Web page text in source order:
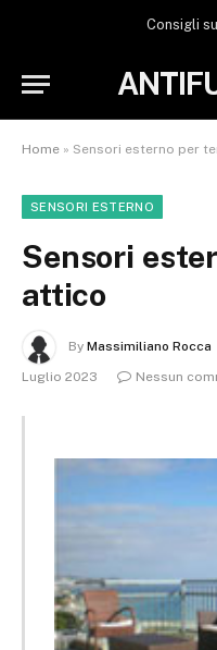
Consigli
Home » Sensori esterno per
SENSORI ESTERNO
Sensori
attico
By Massimiliano Rocca
Luglio 2023
Nessun